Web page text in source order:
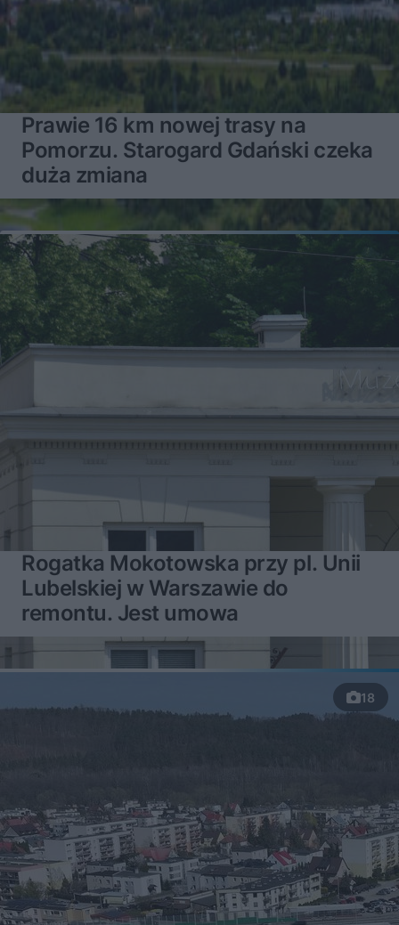
Prawie 16 km nowej trasy na
Pomorzu. Starogard Gdański czeka
duża zmiana
Rogatka Mokotowska przy pl. Unii
Lubelskiej w Warszawie do
remontu. Jest umowa
18